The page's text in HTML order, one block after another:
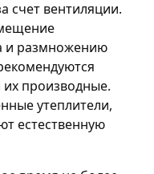
счет вентиляции.
и размножению
производные.
утеплители,
естественную